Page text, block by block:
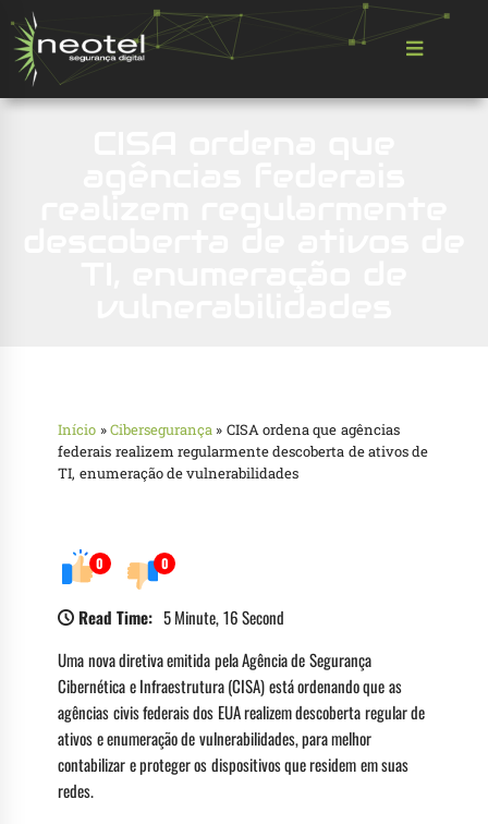
Início »Cibersegurança » CISA ordena que agências
federais realizem regularmente descoberta de ativos de
TI, enumeração de vulnerabilidades
0 0
Read Time: 5 Minute, 16 Second
Uma nova diretiva emitida pela Agência de Segurança
Cibernética e Infraestrutura (CISA) está ordenando que as
agências civis federais dos EUA realizem descoberta regular de
ativos e enumeração de vulnerabilidades, para melhor
contabilizar e proteger os dispositivos que residem em suas
redes.